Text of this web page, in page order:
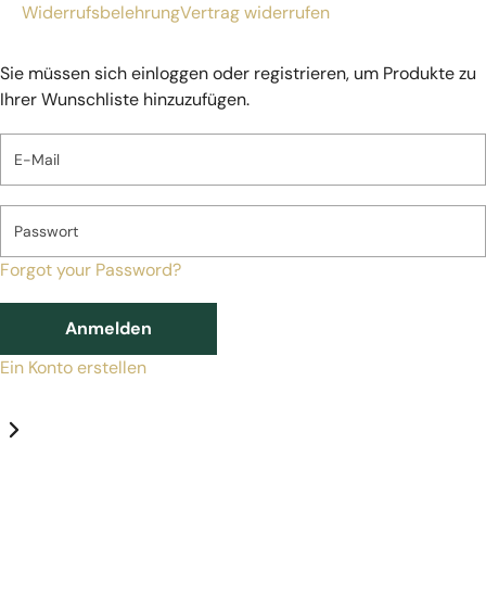
WiderrufsbelehrungVertrag widerrufen
Sie müssen sich einloggen oder registrieren, um Produkte zu
Ihrer Wunschliste hinzuzufügen.
E-Mail
Passwort
Forgot your Password?
Anmelden
Ein Konto erstellen